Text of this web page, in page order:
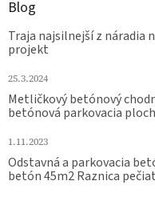
Blog
Traja najsilnejší z náradia
projekt
25.3.2024
Metličkový betónový
betónová parkovacia
1.11.2023
Odstavná a parkovacia
betón 45m2 Raznica